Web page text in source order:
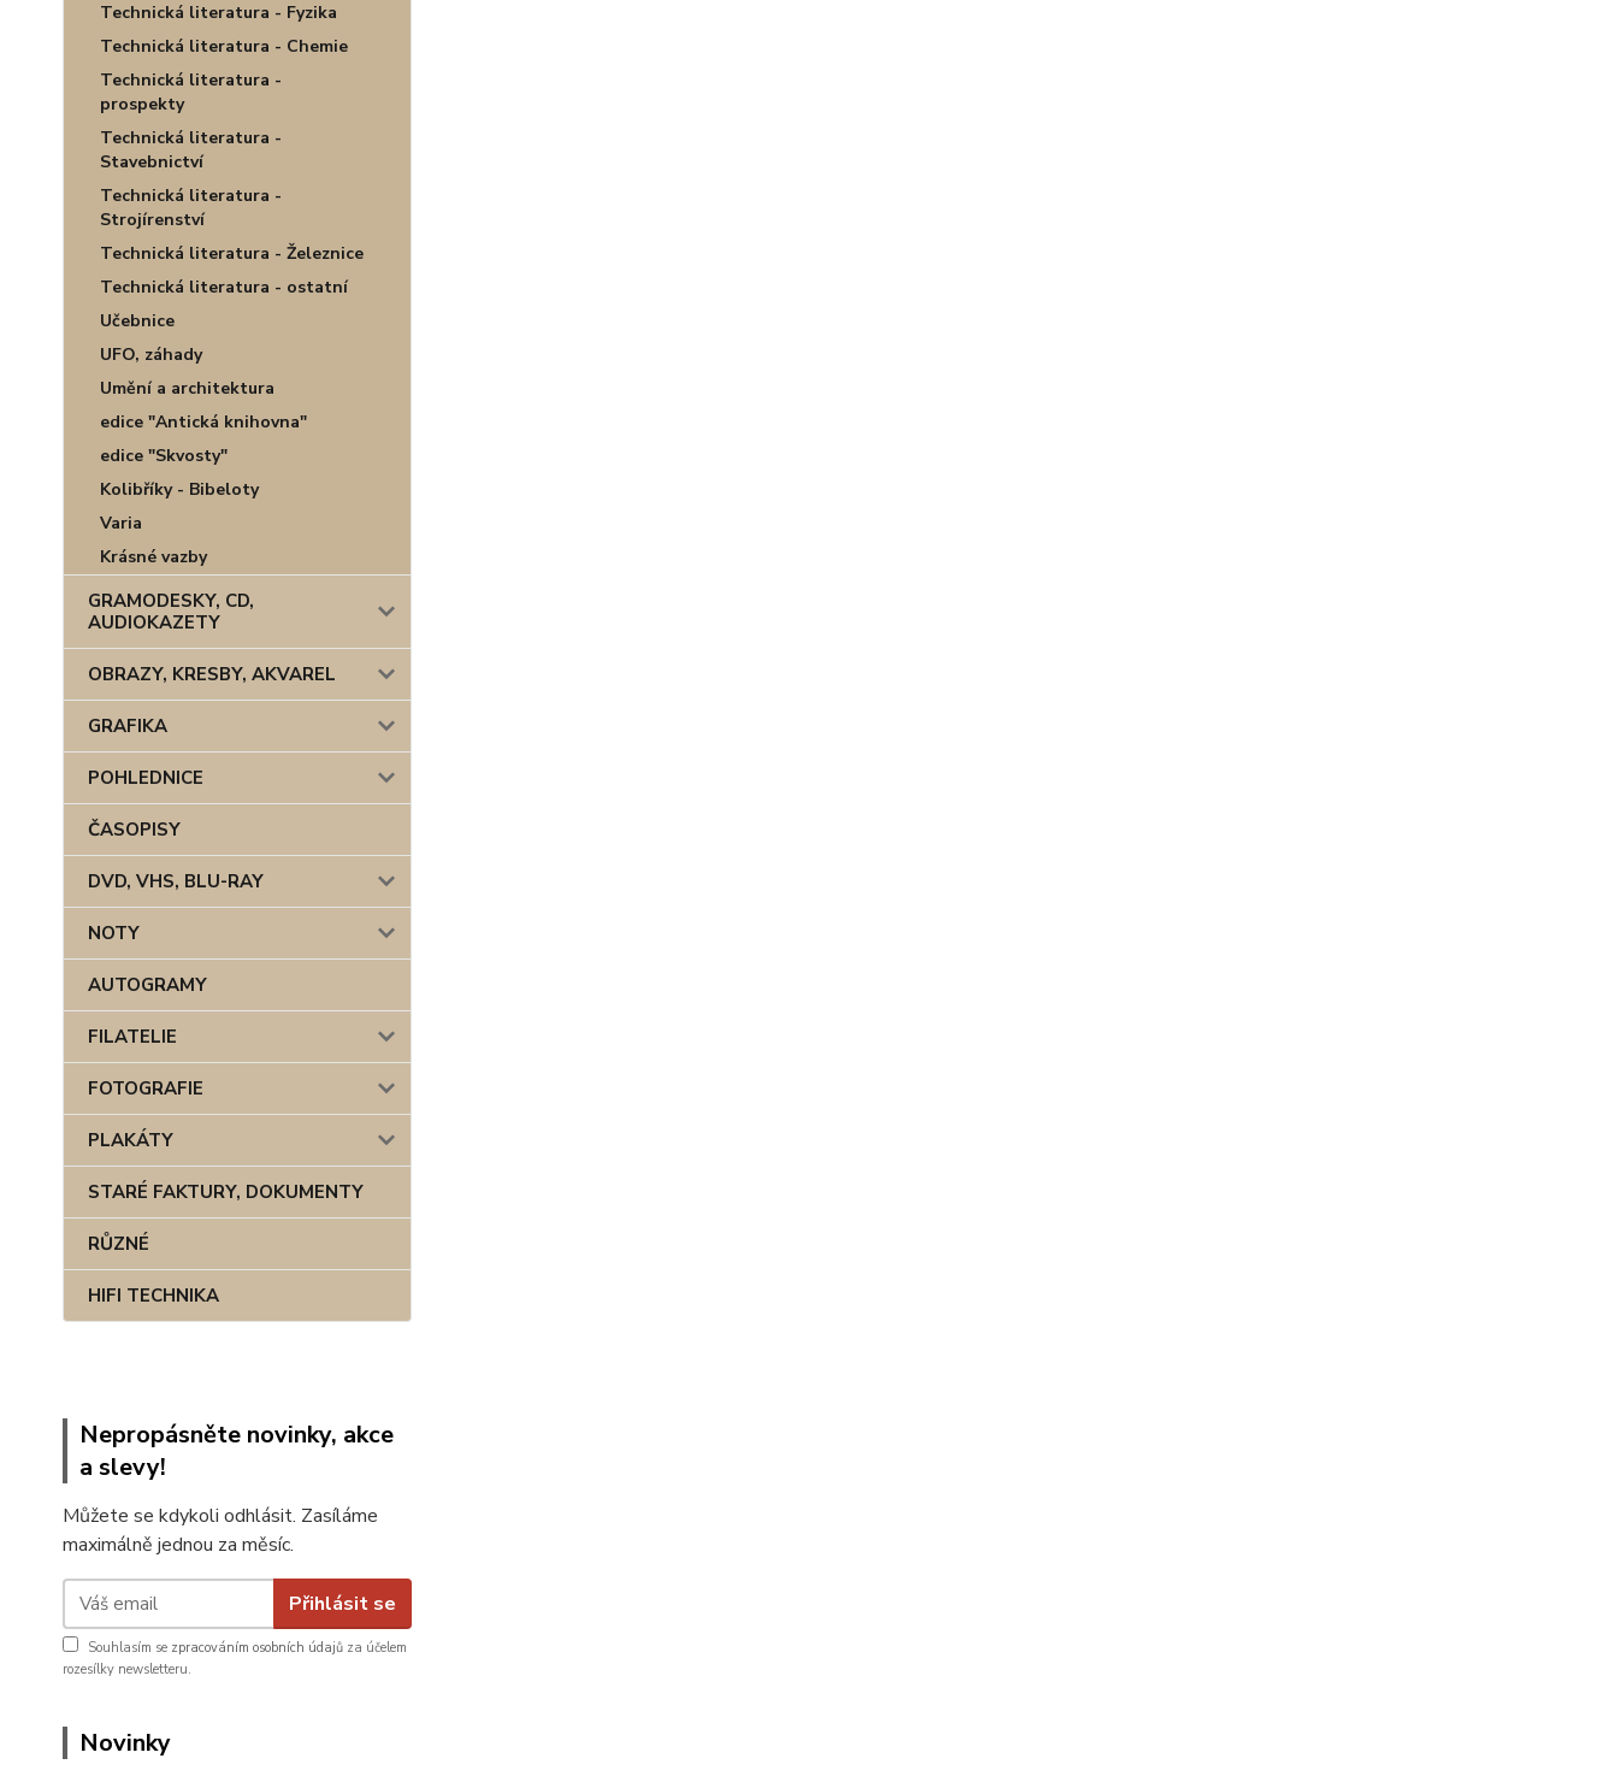
Technická literatura - Fyzika
Technická literatura - Chemie
Technická literatura -
prospekty
Technická literatura -
Stavebnictví
Technická literatura -
Strojírenství
Technická literatura - Železnice
Technická literatura - ostatní
Učebnice
UFO, záhady
Umění a architektura
edice "Antická knihovna"
edice "Skvosty"
Kolibříky - Bibeloty
Varia
Krásné vazby
GRAMODESKY, CD,
AUDIOKAZETY
OBRAZY, KRESBY, AKVAREL
GRAFIKA
POHLEDNICE
ČASOPISY
DVD, VHS, BLU-RAY
NOTY
AUTOGRAMY
FILATELIE
FOTOGRAFIE
PLAKÁTY
STARÉ FAKTURY, DOKUMENTY
RŮZNÉ
HIFI TECHNIKA
Nepropásněte novinky, akce
a slevy!
Můžete se kdykoli odhlásit. Zasíláme
maximálně jednou za měsíc.
Přihlásit se
Souhlasím se zpracováním osobních údajů za účelem
rozesílky newsletteru.
Novinky